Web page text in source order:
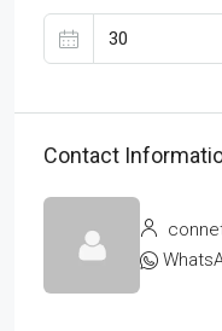
Contact